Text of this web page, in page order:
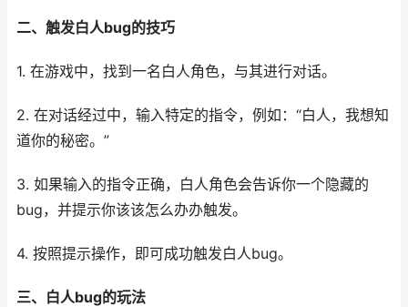
二、触发白人bug的技巧
1. 在游戏中，找到一名白人角色，与其进行对话。
2. 在对话经过中，输入特定的指令，例如：“白人，我想知
道你的秘密。”
3. 如果输入的指令正确，白人角色会告诉你一个隐藏的
bug，并提示你该该怎么办办触发。
4. 按照提示操作，即可成功触发白人bug。
三、白人bug的玩法